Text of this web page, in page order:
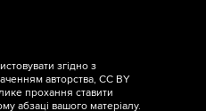
згідно з
авторства, CC BY
прохання ставити
абзаці вашого матеріалу.